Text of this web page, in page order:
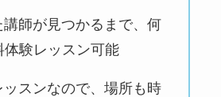
師が見つかるまで、何
体験レッスン可能
ッスンなので、場所も時